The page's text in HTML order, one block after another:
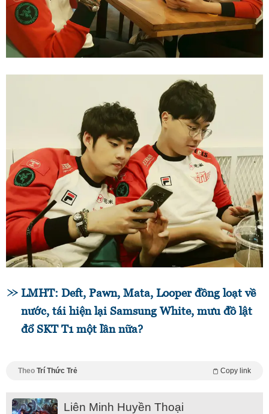
LMHT: Deft, Pawn, Mata, Looper đồng loạt về
nước, tái hiện lại Samsung White, mưu đồ lật
đổ SKT T1 một lần nữa?
Theo Trí Thức Trẻ Copy link
Liên Minh Huyền Thoại